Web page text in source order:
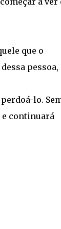
que o
pessoa,
lo.
e continuará